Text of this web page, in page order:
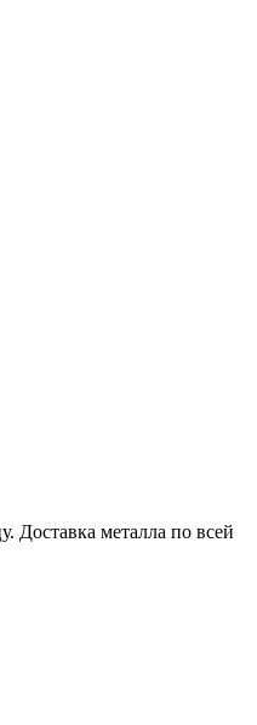
Доставка металла по всей